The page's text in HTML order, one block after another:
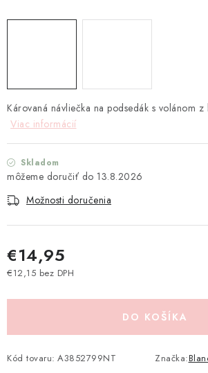
ZNAČKY
Ako nakupovať
Podmienky ochrany osobných údajov
Návod na údržbu nábytku
Károvaná návliečka na podsedák s volánom
Viac informácií
Skladom
13.8.2026
Možnosti doručenia
€14,95
€12,15 bez DPH
DO KOŠÍKA
Kód tovaru: A3852799NT Značka: